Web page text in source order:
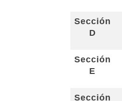
Sección
D
Sección
E
Sección